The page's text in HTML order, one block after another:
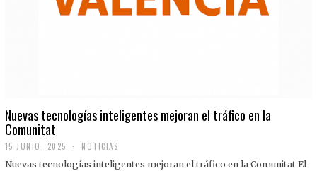
Nuevas tecnologías inteligentes mejoran el tráfico en la
Comunitat
15 JUNIO, 2025 NOTICIAS
Nuevas tecnologías inteligentes mejoran el tráfico en la Comunitat El